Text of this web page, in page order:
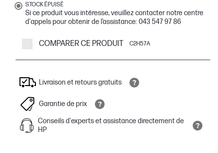
STOCK ÉPUISÉ
Si ce produit vous intéresse, veuillez contacter notre centre
d'appels pour obtenir de l’assistance: 043 547 97 86
COMPARER CE PRODUIT C2H57A
Livraison et retours gratuits
Garantie de prix
Conseils d'experts et assistance directement de
HP